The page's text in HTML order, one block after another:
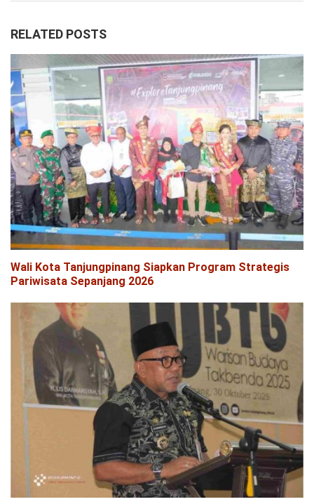
RELATED POSTS
Wali Kota Tanjungpinang Siapkan Program Strategis
Pariwisata Sepanjang 2026